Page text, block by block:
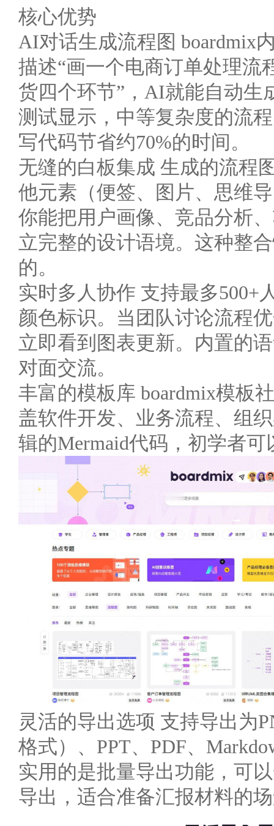
核心优势
AI对话生成流程图 boardmix
描述“画一个电商订单处理流
货四个环节”，AI就能自动生
测试显示，中等复杂度的流
写代码节省约70%的时间。
无缝的白板集成 生成的流程
他元素（便签、图片、思维
你能把用户画像、竞品分析
立完整的设计语境。这种整
的。
实时多人协作 支持最多500+
颜色标识。当团队讨论流程
立即看到图表更新。内置的
对面交流。
丰富的模板库 boardmix模板
盖软件开发、业务流程、组
辑的Mermaid代码，初学者
灵活的导出选项 支持导出为
格式）、PPT、PDF、
实用的是批量导出功能，可
导出，适合准备汇报材料的